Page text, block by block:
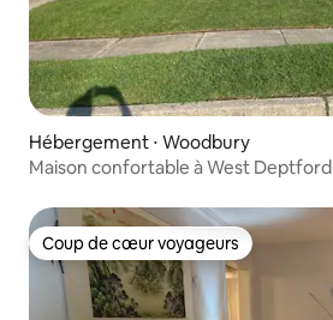
Hébergement ⋅ Woodbury
Maison confortable à West Deptford
Coup de cœur voyageurs
Coup de cœur voyageurs